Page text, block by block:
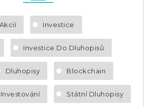
Investice
Investice Do Dluhopisů
Dluhopisy Blockchain
Investování Státní Dluhopisy